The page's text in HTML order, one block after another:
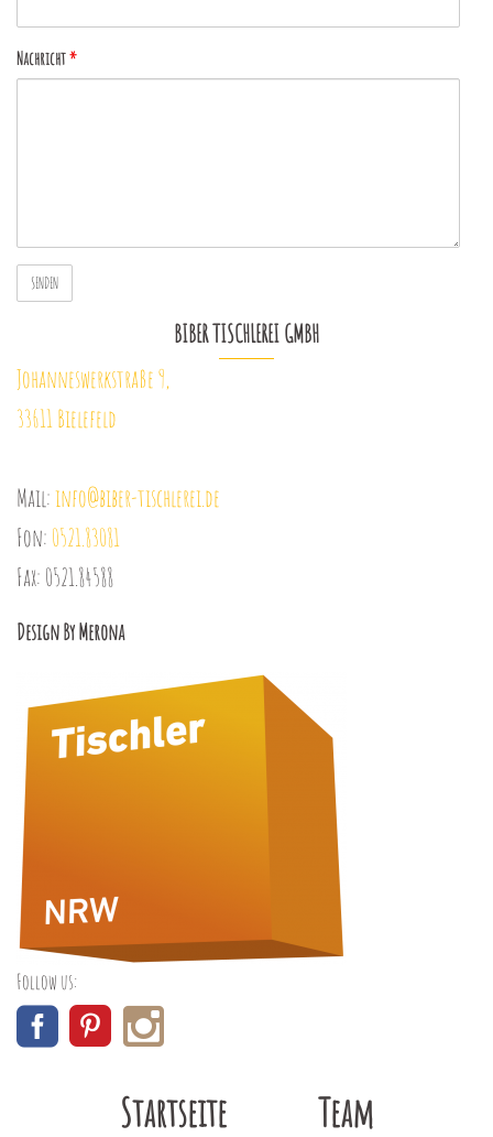
Nachricht*
BIBER TISCHLEREI GMBH
Johanneswerkstraße 9,
33611 Bielefeld
Mail:info@biber-tischlerei.de
Fon: 0521.83081
Fax: 0521.84588
Design By Merona
Follow us:
Startseite Team